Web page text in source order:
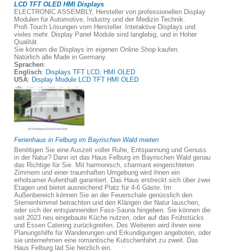
LCD TFT OLED HMI Displays
ELECTRONIC ASSEMBLY, Hersteller von professionellen Display
Modulen für Automotive, Industry und der Medizin Technik.
Profi Touch Lösungen vom Hersteller. Interaktive Displays und
vieles mehr. Display Panel Module sind langlebig, und in Hoher
Qualität.
Sie können die Displays im eigenen Online Shop kaufen.
Natürlich alle Made in Germany.
Sprachen:
Englisch: Displays TFT LCD, HMI OLED
USA: Display Module LCD TFT HMI OLED
Ferienhaus in Felburg im Bayrischen Wald mieten
Benötigen Sie eine Auszeit voller Ruhe, Entspannung und Genuss
in der Natur? Dann ist das Haus Felburg im Bayrischen Wald genau
das Richtige für Sie. Mit harmonisch, charmant eingerichteten
Zimmern und einer traumhaften Umgebung wird ihnen ein
erholsamer Aufenthalt garantiert. Das Haus erstreckt sich über zwei
Etagen und bietet ausreichend Platz für 4-6 Gäste. Im
Außenbereich können Sie an der Feuerschale genüsslich den
Sternenhimmel betrachten und den Klängen der Natur lauschen,
oder sich der entspannenden Fass-Sauna hingeben. Sie können die
seit 2023 neu eingebaute Küche nutzen, oder auf das Frühstücks
und Essen Catering zurückgreifen. Des Weiteren wird ihnen eine
Planungshilfe für Wanderungen und Erkundigungen angeboten, oder
sie unternehmen eine romantische Kutschenfahrt zu zweit. Das
Haus Felburg läd Sie herzlich ein.